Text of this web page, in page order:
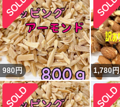
980円 1,780円